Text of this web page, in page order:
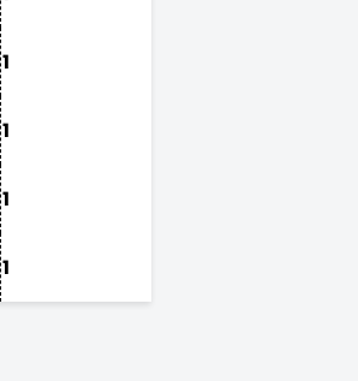
1
1
1
1